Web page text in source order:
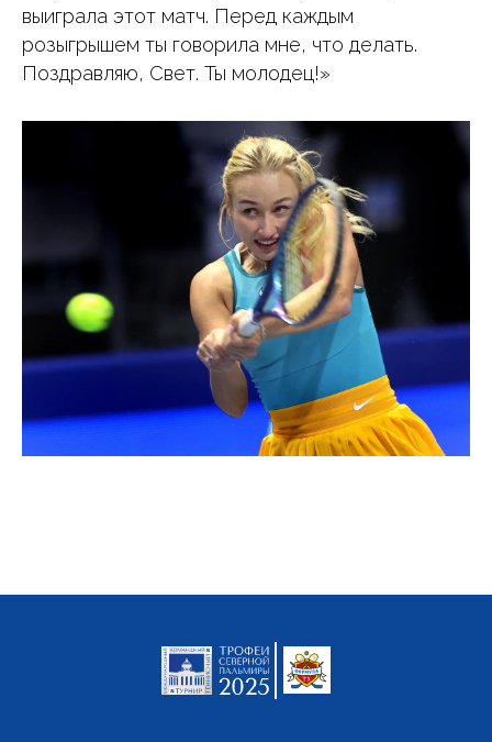
выиграла этот матч. Перед каждым
розыгрышем ты говорила мне, что делать.
Поздравляю, Свет. Ты молодец!»